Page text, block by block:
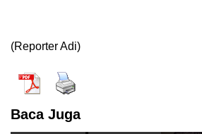
(Reporter Adi)
Baca Juga